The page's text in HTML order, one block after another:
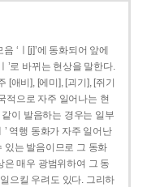
‘ㅣ[j]’에 동화되어 앞에
’로 바뀌는 현상을 말한다.
[애비], [에미], [괴기], [쥐기
적으로 자주 일어나는 현
같이 발음하는 경우는 일부
’ 역행 동화가 자주 일어난
있는 발음이므로 그 동화
은 매우 광범위하여 그 동
으킬 우려도 있다. 그리하